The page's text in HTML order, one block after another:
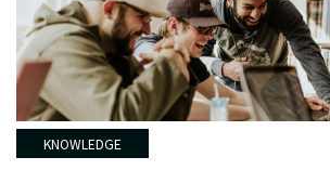
KNOWLEDGE